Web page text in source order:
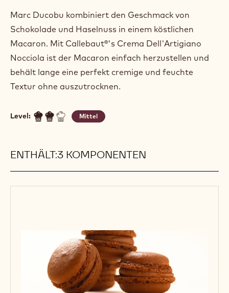
Marc Ducobu kombiniert den Geschmack von
Schokolade und Haselnuss in einem köstlichen
Macaron. Mit Callebaut®'s Crema Dell'Artigiano
Nocciola ist der Macaron einfach herzustellen und
behält lange eine perfekt cremige und feuchte
Textur ohne auszutrocknen.
Level: Mittel
ENTHÄLT:3 KOMPONENTEN